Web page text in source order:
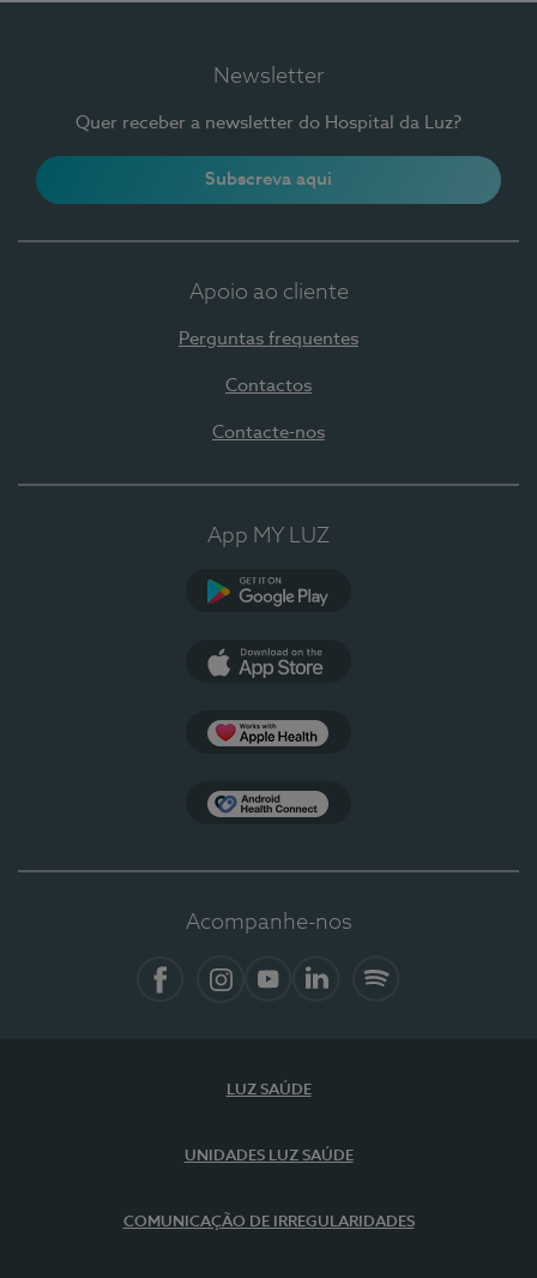
Newsletter
Quer receber a newsletter do Hospital da Luz?
Subscreva aqui
Apoio ao cliente
Perguntas frequentes
Contactos
Contacte-nos
App MY LUZ
Acompanhe-nos
LUZ SAÚDE
UNIDADES LUZ SAÚDE
COMUNICAÇÃO DE IRREGULARIDADES